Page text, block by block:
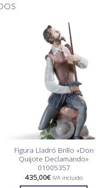
Figura Lladró Brillo «Don
Quijote Declamando»
01005357
435,00€ IVA incluido